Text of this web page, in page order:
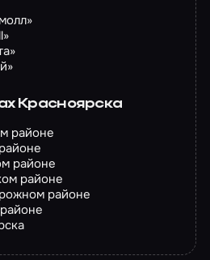
Красноярска
районе
районе
районе
районе